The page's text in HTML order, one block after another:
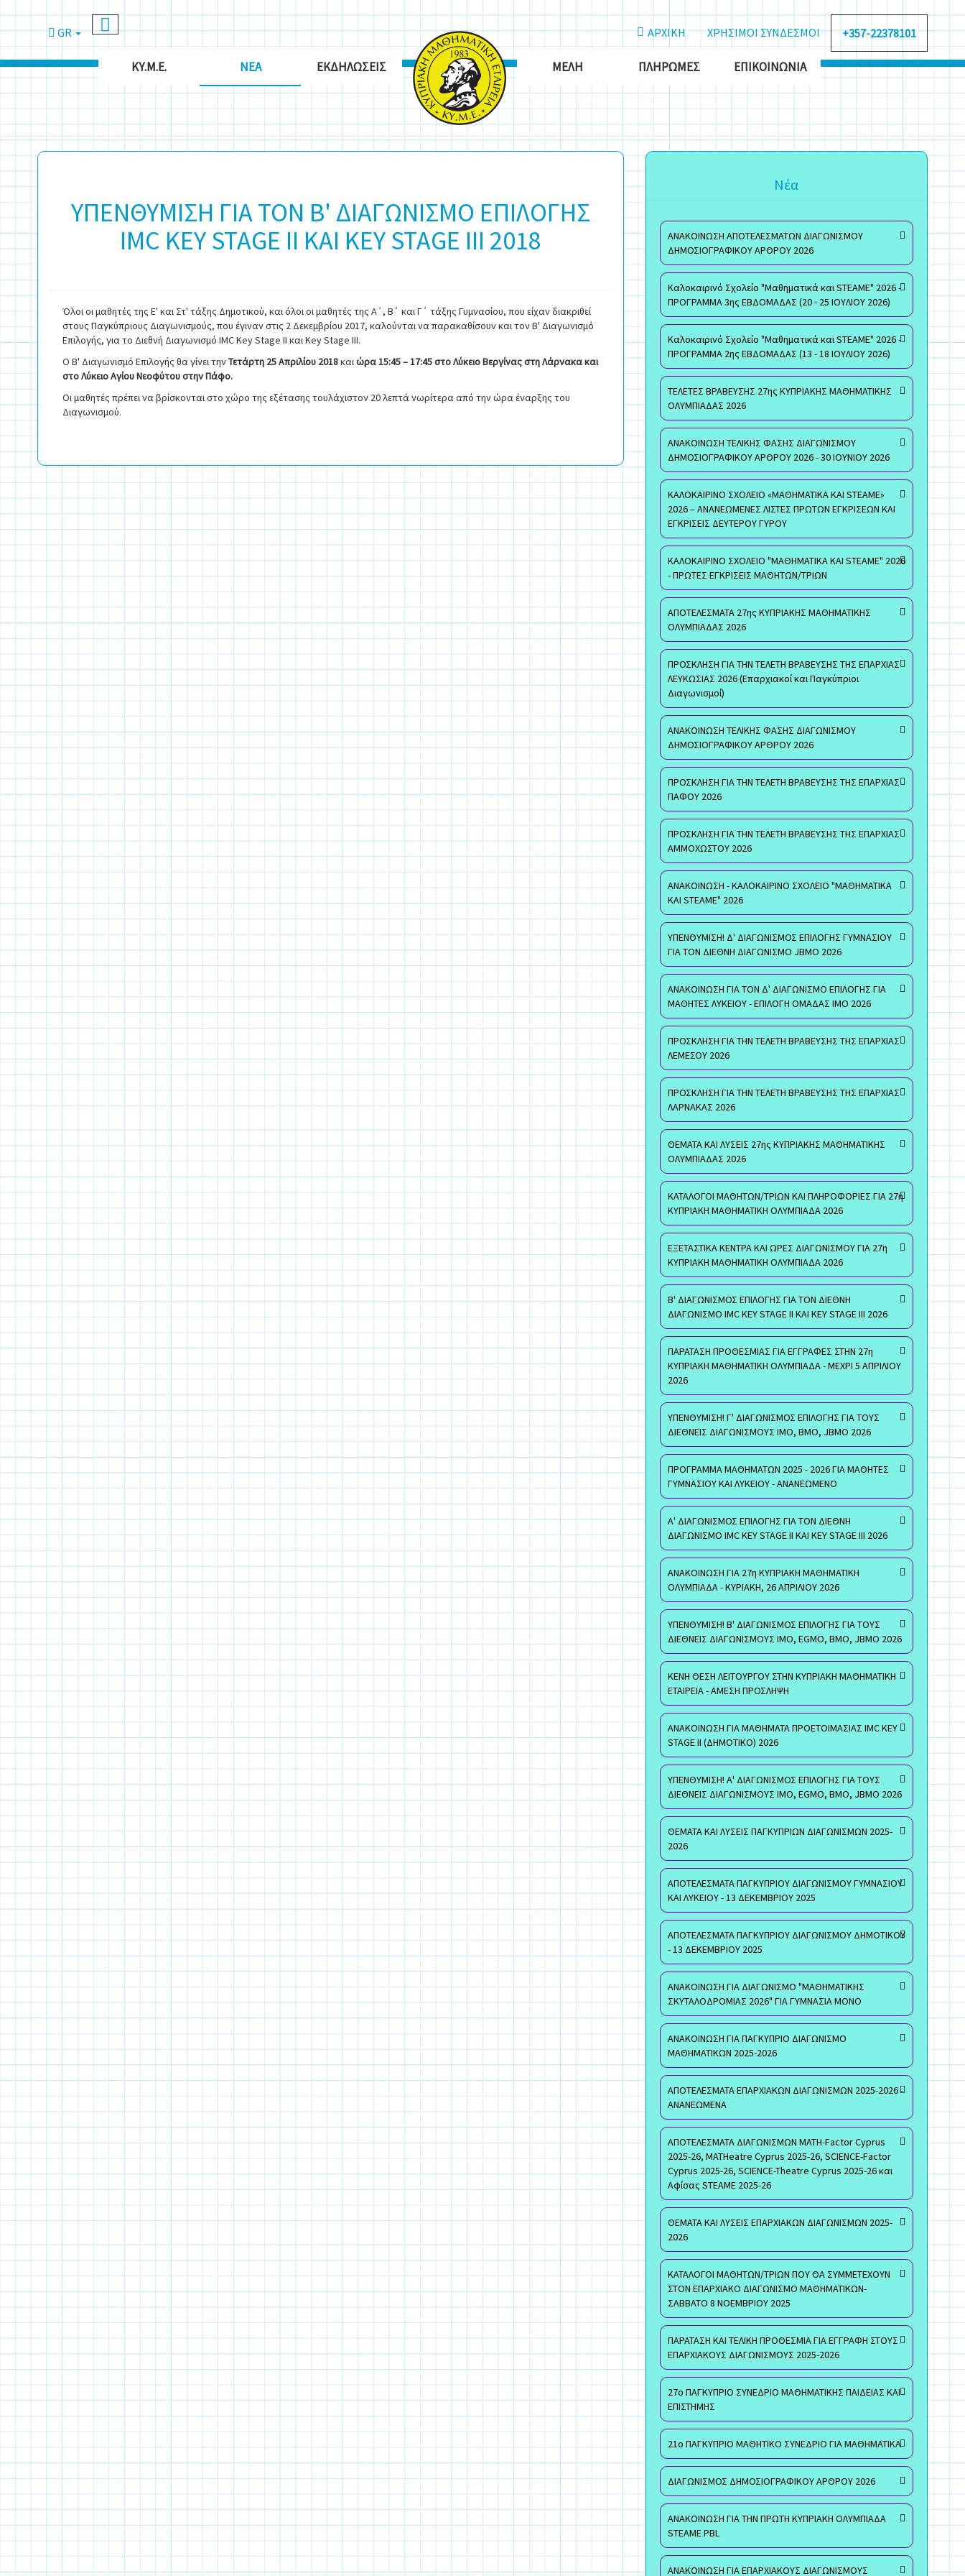
ΑΡΧΙΚΗ ΧΡΗΣΙΜΟΙ ΣΥΝΔΕΣΜΟΙ +357-22378101
GR
ΚΥ.Μ.Ε. ΝΈΑ ΕΚΔΗΛΏΣΕΙΣ ΜΈΛΗ ΠΛΗΡΩΜΈΣ ΕΠΙΚΟΙΝΩΝΊΑ
ΥΠΕΝΘΥΜΙΣΗ ΓΙΑ ΤΟΝ Β' ΔΙΑΓΩΝΙΣΜΟ ΕΠΙΛΟΓΗΣ
IMC KEY STAGE II ΚΑΙ KEY STAGE III 2018
Όλοι οι μαθητές της Ε' και Στ' τάξης Δημοτικού, και όλοι οι μαθητές της Α΄, Β΄ και Γ΄ τάξης Γυμνασίου, που είχαν διακριθεί
στους Παγκύπριους Διαγωνισμούς, που έγιναν στις 2 Δεκεμβρίου 2017, καλούνται να παρακαθίσουν και τον Β' Διαγωνισμό
Επιλογής, για το Διεθνή Διαγωνισμό IMC Key Stage II και Key Stage III.
Ο Β' Διαγωνισμό Επιλογής θα γίνει τηνΤετάρτη 25 Απριλίου 2018και ώρα 15:45 – 17:45στο Λύκειο Βεργίνας στη Λάρνακα και
στο Λύκειο Αγίου Νεοφύτου στην Πάφο.
Οι μαθητές πρέπει να βρίσκονται στο χώρο της εξέτασης τουλάχιστον 20 λεπτά νωρίτερα από την ώρα έναρξης του
Διαγωνισμού.
Νέα
ΑΝΑΚΟΙΝΩΣΗ ΑΠΟΤΕΛΕΣΜΑΤΩΝ ΔΙΑΓΩΝΙΣΜΟΥ
ΔΗΜΟΣΙΟΓΡΑΦΙΚΟΥ ΑΡΘΡΟΥ 2026
Καλοκαιρινό Σχολείο "Μαθηματικά και STEAME" 2026 -
ΠΡΟΓΡΑΜΜΑ 3ης ΕΒΔΟΜΑΔΑΣ (20 - 25 ΙΟΥΛΙΟΥ 2026)
Καλοκαιρινό Σχολείο "Μαθηματικά και STEAME" 2026 -
ΠΡΟΓΡΑΜΜΑ 2ης ΕΒΔΟΜΑΔΑΣ (13 - 18 ΙΟΥΛΙΟΥ 2026)
ΤΕΛΕΤΕΣ ΒΡΑΒΕΥΣΗΣ 27ης ΚΥΠΡΙΑΚΗΣ ΜΑΘΗΜΑΤΙΚΗΣ
ΟΛΥΜΠΙΑΔΑΣ 2026
ΑΝΑΚΟΙΝΩΣΗ ΤΕΛΙΚΗΣ ΦΑΣΗΣ ΔΙΑΓΩΝΙΣΜΟΥ
ΔΗΜΟΣΙΟΓΡΑΦΙΚΟΥ ΑΡΘΡΟΥ 2026 - 30 ΙΟΥΝΙΟΥ 2026
ΚΑΛΟΚΑΙΡΙΝΟ ΣΧΟΛΕΙΟ «ΜΑΘΗΜΑΤΙΚΑ ΚΑΙ STEAME»
2026 – ΑΝΑΝΕΩΜΕΝΕΣ ΛΙΣΤΕΣ ΠΡΩΤΩΝ ΕΓΚΡΙΣΕΩΝ ΚΑΙ
ΕΓΚΡΙΣΕΙΣ ΔΕΥΤΕΡΟΥ ΓΥΡΟΥ
ΚΑΛΟΚΑΙΡΙΝΟ ΣΧΟΛΕΙΟ "ΜΑΘΗΜΑΤΙΚΑ ΚΑΙ STEAME" 2026
- ΠΡΩΤΕΣ ΕΓΚΡΙΣΕΙΣ ΜΑΘΗΤΩΝ/ΤΡΙΩΝ
ΑΠΟΤΕΛΕΣΜΑΤΑ 27ης ΚΥΠΡΙΑΚΗΣ ΜΑΘΗΜΑΤΙΚΗΣ
ΟΛΥΜΠΙΑΔΑΣ 2026
ΠΡΟΣΚΛΗΣΗ ΓΙΑ ΤΗΝ ΤΕΛΕΤΗ ΒΡΑΒΕΥΣΗΣ ΤΗΣ ΕΠΑΡΧΙΑΣ
ΛΕΥΚΩΣΙΑΣ 2026 (Επαρχιακοί και Παγκύπριοι
Διαγωνισμοί)
ΑΝΑΚΟΙΝΩΣΗ ΤΕΛΙΚΗΣ ΦΑΣΗΣ ΔΙΑΓΩΝΙΣΜΟΥ
ΔΗΜΟΣΙΟΓΡΑΦΙΚΟΥ ΑΡΘΡΟΥ 2026
ΠΡΟΣΚΛΗΣΗ ΓΙΑ ΤΗΝ ΤΕΛΕΤΗ ΒΡΑΒΕΥΣΗΣ ΤΗΣ ΕΠΑΡΧΙΑΣ
ΠΑΦΟΥ 2026
ΠΡΟΣΚΛΗΣΗ ΓΙΑ ΤΗΝ ΤΕΛΕΤΗ ΒΡΑΒΕΥΣΗΣ ΤΗΣ ΕΠΑΡΧΙΑΣ
ΑΜΜΟΧΩΣΤΟΥ 2026
ΑΝΑΚΟΙΝΩΣΗ - ΚΑΛΟΚΑΙΡΙΝΟ ΣΧΟΛΕΙΟ "ΜΑΘΗΜΑΤΙΚΑ
ΚΑΙ STEAME" 2026
ΥΠΕΝΘΥΜΙΣΗ! Δ' ΔΙΑΓΩΝΙΣΜΟΣ ΕΠΙΛΟΓΗΣ ΓΥΜΝΑΣΙΟΥ
ΓΙΑ ΤΟΝ ΔΙΕΘΝΗ ΔΙΑΓΩΝΙΣΜΟ JBMO 2026
ΑΝΑΚΟΙΝΩΣΗ ΓΙΑ ΤΟΝ Δ' ΔΙΑΓΩΝΙΣΜΟ ΕΠΙΛΟΓΗΣ ΓΙΑ
ΜΑΘΗΤΕΣ ΛΥΚΕΙΟΥ - ΕΠΙΛΟΓΗ ΟΜΑΔΑΣ ΙΜΟ 2026
ΠΡΟΣΚΛΗΣΗ ΓΙΑ ΤΗΝ ΤΕΛΕΤΗ ΒΡΑΒΕΥΣΗΣ ΤΗΣ ΕΠΑΡΧΙΑΣ
ΛΕΜΕΣΟΥ 2026
ΠΡΟΣΚΛΗΣΗ ΓΙΑ ΤΗΝ ΤΕΛΕΤΗ ΒΡΑΒΕΥΣΗΣ ΤΗΣ ΕΠΑΡΧΙΑΣ
ΛΑΡΝΑΚΑΣ 2026
ΘΕΜΑΤΑ ΚΑΙ ΛΥΣΕΙΣ 27ης ΚΥΠΡΙΑΚΗΣ ΜΑΘΗΜΑΤΙΚΗΣ
ΟΛΥΜΠΙΑΔΑΣ 2026
ΚΑΤΑΛΟΓΟΙ ΜΑΘΗΤΩΝ/ΤΡΙΩΝ ΚΑΙ ΠΛΗΡΟΦΟΡΙΕΣ ΓΙΑ 27η
ΚΥΠΡΙΑΚΗ ΜΑΘΗΜΑΤΙΚΗ ΟΛΥΜΠΙΑΔΑ 2026
ΕΞΕΤΑΣΤΙΚΑ ΚΕΝΤΡΑ ΚΑΙ ΩΡΕΣ ΔΙΑΓΩΝΙΣΜΟΥ ΓΙΑ 27η
ΚΥΠΡΙΑΚΗ ΜΑΘΗΜΑΤΙΚΗ ΟΛΥΜΠΙΑΔΑ 2026
Β' ΔΙΑΓΩΝΙΣΜΟΣ ΕΠΙΛΟΓΗΣ ΓΙΑ ΤΟΝ ΔΙΕΘΝΗ
ΔΙΑΓΩΝΙΣΜΟ IMC KEY STAGE II ΚΑΙ KEY STAGE III 2026
ΠΑΡΑΤΑΣΗ ΠΡΟΘΕΣΜΙΑΣ ΓΙΑ ΕΓΓΡΑΦΕΣ ΣΤΗΝ 27η
ΚΥΠΡΙΑΚΗ ΜΑΘΗΜΑΤΙΚΗ ΟΛΥΜΠΙΑΔΑ - ΜΕΧΡΙ 5 ΑΠΡΙΛΙΟΥ
2026
ΥΠΕΝΘΥΜΙΣΗ! Γ' ΔΙΑΓΩΝΙΣΜΟΣ ΕΠΙΛΟΓΗΣ ΓΙΑ ΤΟΥΣ
ΔΙΕΘΝΕΙΣ ΔΙΑΓΩΝΙΣΜΟΥΣ ΙΜΟ, ΒΜΟ, JBMO 2026
ΠΡΟΓΡΑΜΜΑ ΜΑΘΗΜΑΤΩΝ 2025 - 2026 ΓΙΑ ΜΑΘΗΤΕΣ
ΓΥΜΝΑΣΙΟΥ ΚΑΙ ΛΥΚΕΙΟΥ - ΑΝΑΝΕΩΜΕΝΟ
Α' ΔΙΑΓΩΝΙΣΜΟΣ ΕΠΙΛΟΓΗΣ ΓΙΑ ΤΟΝ ΔΙΕΘΝΗ
ΔΙΑΓΩΝΙΣΜΟ IMC KEY STAGE II ΚΑΙ KEY STAGE III 2026
ΑΝΑΚΟΙΝΩΣΗ ΓΙΑ 27η ΚΥΠΡΙΑΚΗ ΜΑΘΗΜΑΤΙΚΗ
ΟΛΥΜΠΙΑΔΑ - ΚΥΡΙΑΚΗ, 26 ΑΠΡΙΛΙΟΥ 2026
ΥΠΕΝΘΥΜΙΣΗ! Β' ΔΙΑΓΩΝΙΣΜΟΣ ΕΠΙΛΟΓΗΣ ΓΙΑ ΤΟΥΣ
ΔΙΕΘΝΕΙΣ ΔΙΑΓΩΝΙΣΜΟΥΣ ΙΜΟ, EGMO, ΒΜΟ, JBMO 2026
ΚΕΝΗ ΘΕΣΗ ΛΕΙΤΟΥΡΓΟΥ ΣΤΗΝ ΚΥΠΡΙΑΚΗ ΜΑΘΗΜΑΤΙΚΗ
ΕΤΑΙΡΕΙΑ - ΑΜΕΣΗ ΠΡΟΣΛΗΨΗ
ΑΝΑΚΟΙΝΩΣΗ ΓΙΑ ΜΑΘΗΜΑΤΑ ΠΡΟΕΤΟΙΜΑΣΙΑΣ IMC KEY
STAGE II (ΔΗΜΟΤΙΚΟ) 2026
ΥΠΕΝΘΥΜΙΣΗ! Α' ΔΙΑΓΩΝΙΣΜΟΣ ΕΠΙΛΟΓΗΣ ΓΙΑ ΤΟΥΣ
ΔΙΕΘΝΕΙΣ ΔΙΑΓΩΝΙΣΜΟΥΣ ΙΜΟ, EGMO, ΒΜΟ, JBMO 2026
ΘΕΜΑΤΑ ΚΑΙ ΛΥΣΕΙΣ ΠΑΓΚΥΠΡΙΩΝ ΔΙΑΓΩΝΙΣΜΩΝ 2025-
2026
ΑΠΟΤΕΛΕΣΜΑΤΑ ΠΑΓΚΥΠΡΙΟΥ ΔΙΑΓΩΝΙΣΜΟΥ ΓΥΜΝΑΣΙΟΥ
ΚΑΙ ΛΥΚΕΙΟΥ - 13 ΔΕΚΕΜΒΡΙΟΥ 2025
ΑΠΟΤΕΛΕΣΜΑΤΑ ΠΑΓΚΥΠΡΙΟΥ ΔΙΑΓΩΝΙΣΜΟΥ ΔΗΜΟΤΙΚΟΥ
- 13 ΔΕΚΕΜΒΡΙΟΥ 2025
ΑΝΑΚΟΙΝΩΣΗ ΓΙΑ ΔΙΑΓΩΝΙΣΜΟ "ΜΑΘΗΜΑΤΙΚΗΣ
ΣΚΥΤΑΛΟΔΡΟΜΙΑΣ 2026" ΓΙΑ ΓΥΜΝΑΣΙΑ ΜΟΝΟ
ΑΝΑΚΟΙΝΩΣΗ ΓΙΑ ΠΑΓΚΥΠΡΙΟ ΔΙΑΓΩΝΙΣΜΟ
ΜΑΘΗΜΑΤΙΚΩΝ 2025-2026
ΑΠΟΤΕΛΕΣΜΑΤΑ ΕΠΑΡΧΙΑΚΩΝ ΔΙΑΓΩΝΙΣΜΩΝ 2025-2026 -
ΑΝΑΝΕΩΜΕΝΑ
ΑΠΟΤΕΛΕΣΜΑΤΑ ΔΙΑΓΩΝΙΣΜΩΝ MATH-Factor Cyprus
2025-26, MATHeatre Cyprus 2025-26, SCIENCE-Factor
Cyprus 2025-26, SCIENCE-Theatre Cyprus 2025-26 και
Αφίσας STEAME 2025-26
ΘΕΜΑΤΑ ΚΑΙ ΛΥΣΕΙΣ ΕΠΑΡΧΙΑΚΩΝ ΔΙΑΓΩΝΙΣΜΩΝ 2025-
2026
ΚΑΤΑΛΟΓΟΙ ΜΑΘΗΤΩΝ/ΤΡΙΩΝ ΠΟΥ ΘΑ ΣΥΜΜΕΤΕΧΟΥΝ
ΣΤΟΝ ΕΠΑΡΧΙΑΚΟ ΔΙΑΓΩΝΙΣΜΟ ΜΑΘΗΜΑΤΙΚΩΝ-
ΣΑΒΒΑΤΟ 8 ΝΟΕΜΒΡΙΟΥ 2025
ΠΑΡΑΤΑΣΗ ΚΑΙ ΤΕΛΙΚΗ ΠΡΟΘΕΣΜΙΑ ΓΙΑ ΕΓΓΡΑΦΗ ΣΤΟΥΣ
ΕΠΑΡΧΙΑΚΟΥΣ ΔΙΑΓΩΝΙΣΜΟΥΣ 2025-2026
27ο ΠΑΓΚΥΠΡΙΟ ΣΥΝΕΔΡΙΟ ΜΑΘΗΜΑΤΙΚΗΣ ΠΑΙΔΕΙΑΣ ΚΑΙ
ΕΠΙΣΤΗΜΗΣ
21ο ΠΑΓΚΥΠΡΙΟ ΜΑΘΗΤΙΚΟ ΣΥΝΕΔΡΙΟ ΓΙΑ ΜΑΘΗΜΑΤΙΚΑ
ΔΙΑΓΩΝΙΣΜΟΣ ΔΗΜΟΣΙΟΓΡΑΦΙΚΟΥ ΑΡΘΡΟΥ 2026
ΑΝΑΚΟΙΝΩΣΗ ΓΙΑ ΤΗΝ ΠΡΩΤΗ ΚΥΠΡΙΑΚΗ ΟΛΥΜΠΙΑΔΑ
STEAME PBL
ΑΝΑΚΟΙΝΩΣΗ ΓΙΑ ΕΠΑΡΧΙΑΚΟΥΣ ΔΙΑΓΩΝΙΣΜΟΥΣ